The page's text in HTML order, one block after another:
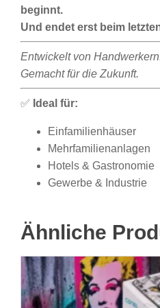
beginnt.
Und endet erst beim
Entwickelt von
Gemacht für die Zukunft.
✅ Ideal für:
Einfamilienhäuser
Mehrfamilienanlagen
Hotels & Gastronomie
Gewerbe & Industrie
Ähnliche